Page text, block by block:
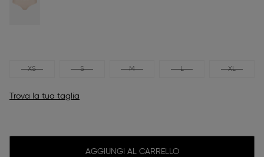
XS S M L XL
Trova la tua taglia
AGGIUNGI AL CARRELLO